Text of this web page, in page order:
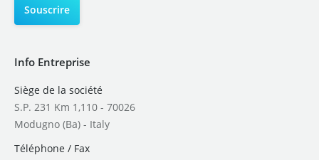
Info Entreprise
Siège de la société
S.P. 231 Km 1,110 - 70026
Modugno (Ba) - Italy
Téléphone / Fax